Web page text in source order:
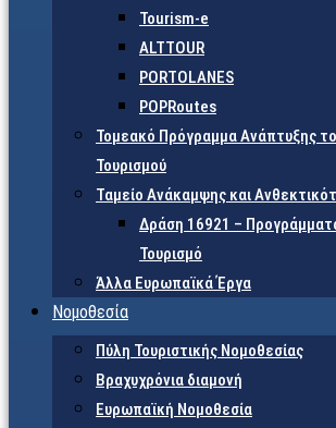
Tourism-e
ALTTOUR
PORTOLANES
POPRoutes
Τομεακό Πρόγραμμα Ανάπτυξης
Τουρισμού
Ταμείο Ανάκαμψης και
Δράση 16921 –
Τουρισμό
Άλλα Ευρωπαϊκά Έργα
Νομοθεσία
Πύλη Τουριστικής Νομοθεσίας
Βραχυχρόνια διαμονή
Ευρωπαϊκή Νομοθεσία